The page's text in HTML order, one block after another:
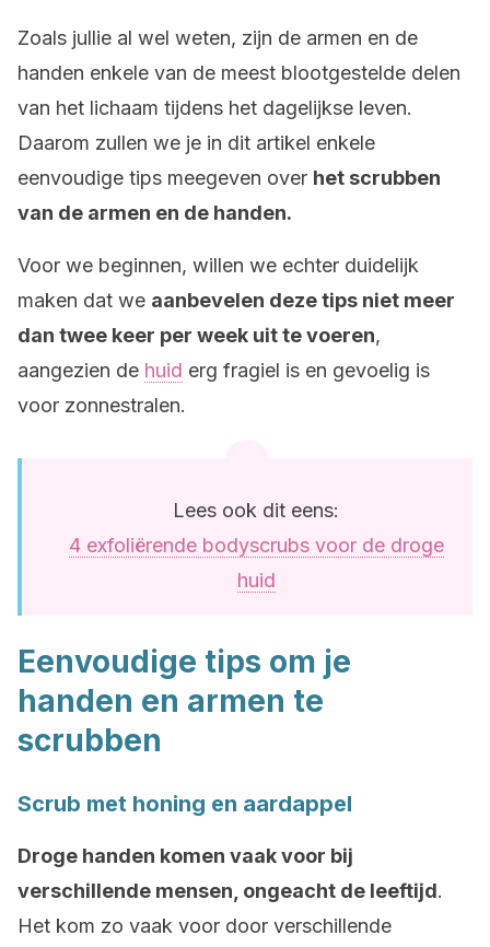
Zoals jullie al wel weten, zijn de armen en de
handen enkele van de meest blootgestelde delen
van het lichaam tijdens het dagelijkse leven.
Daarom zullen we je in dit artikel enkele
eenvoudige tips meegeven over het scrubben
van de armen en de handen.
Voor we beginnen, willen we echter duidelijk
maken dat we aanbevelen deze tips niet meer
dan twee keer per week uit te voeren,
aangezien de huid erg fragiel is en gevoelig is
voor zonnestralen.
Lees ook dit eens:
4 exfoliërende bodyscrubs voor de droge
huid
Eenvoudige tips om je
handen en armen te
scrubben
Scrub met honing en aardappel
Droge handen komen vaak voor bij
verschillende mensen, ongeacht de leeftijd.
Het kom zo vaak voor door verschillende